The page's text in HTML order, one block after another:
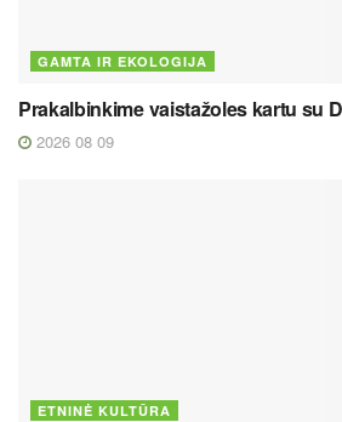
GAMTA IR EKOLOGIJA
Prakalbinkime vaistažoles kartu su
2026 08 09
ETNINĖ KULTŪRA